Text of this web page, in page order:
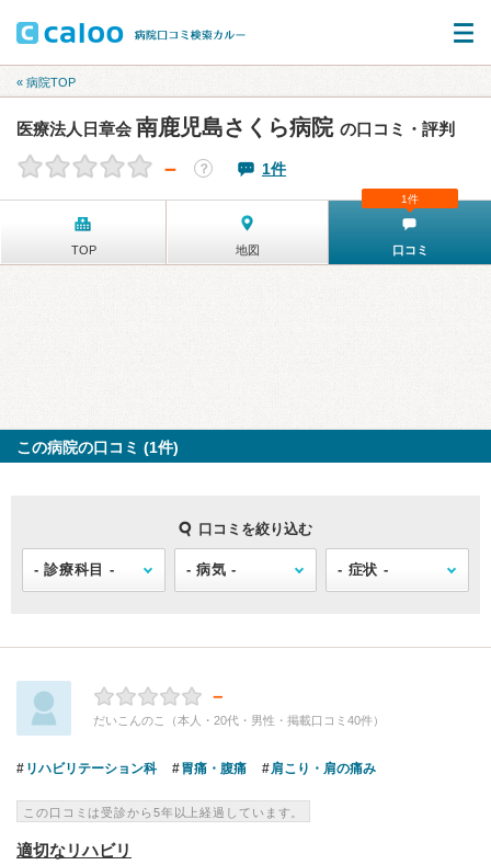
« 病院TOP
医療法人日章会 南鹿児島さくら病院 の口コミ・評判
－ ？ 1件
TOP 地図 口コミ
1件
この病院の口コミ (1件)
口コミを絞り込む
－
だいこんのこ（本人・20代・男性・掲載口コミ40件）
リハビリテーション科 胃痛・腹痛 肩こり・肩の痛み
この口コミは受診から5年以上経過しています。
適切なリハビリ